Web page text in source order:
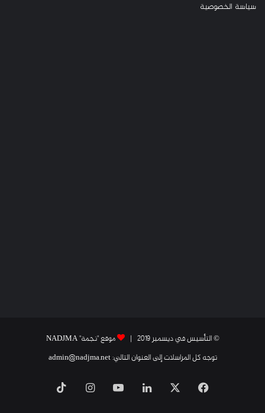
سياسة الخصوصية
© التأسيس في ديسمبر 2019 |
موقع "نجمة" NADJMA
توجه كل المراسلات إلى العنوان التالي: admin@nadjma.net
فيسبوك لينكدإن يوتيوب انستقرام